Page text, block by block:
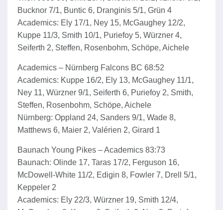
Bucknor 7/1, Buntic 6, Dranginis 5/1, Grün 4
Academics: Ely 17/1, Ney 15, McGaughey 12/2,
Kuppe 11/3, Smith 10/1, Puriefoy 5, Würzner 4,
Seiferth 2, Steffen, Rosenbohm, Schöpe, Aichele
Academics – Nürnberg Falcons BC 68:52
Academics: Kuppe 16/2, Ely 13, McGaughey 11/1,
Ney 11, Würzner 9/1, Seiferth 6, Puriefoy 2, Smith,
Steffen, Rosenbohm, Schöpe, Aichele
Nürnberg: Oppland 24, Sanders 9/1, Wade 8,
Matthews 6, Maier 2, Valérien 2, Girard 1
Baunach Young Pikes – Academics 83:73
Baunach: Olinde 17, Taras 17/2, Ferguson 16,
McDowell-White 11/2, Edigin 8, Fowler 7, Drell 5/1,
Keppeler 2
Academics: Ely 22/3, Würzner 19, Smith 12/4,